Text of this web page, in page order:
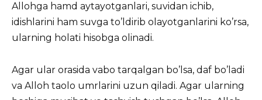
Allohga hamd aytayotganlari, suvidan ichib,
idishlarini ham suvga to’ldirib olayotganlarini ko’rsa,
ularning holati hisobga olinadi.
Agar ular orasida vabo tarqalgan bo’lsa, daf bo’ladi
va Alloh taolo umrlarini uzun qiladi. Agar ularning